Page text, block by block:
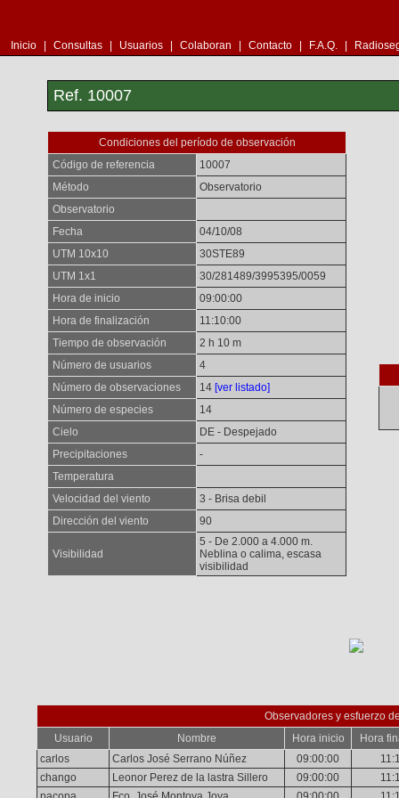
Inicio Consultas Usuarios Colaboran Contacto F.A.Q.
Ref. 10007
Condiciones del período de observación
Código de referencia
10007
Método
Observatorio
Observatorio
Fecha
04/10/08
UTM 10x10
30STE89
UTM 1x1
30/281489/3995395/0059
Hora de inicio
09:00:00
Hora de finalización
11:10:00
Tiempo de observación
2 h 10 m
Número de usuarios
4
Número de observaciones
14 [ver listado]
Número de especies
14
Cielo
DE - Despejado
Precipitaciones
-
Temperatura
Velocidad del viento
3 - Brisa debil
Dirección del viento
90
Visibilidad
5 - De 2.000 a 4.000 m.
Neblina o calima, escasa
visibilidad
Observadores y esfuerzo
Usuario
Nombre Hora inicio
Hora
carlos
Carlos José Serrano Núñez 09:00:00
chango
Leonor Perez de la lastra Sillero 09:00:00